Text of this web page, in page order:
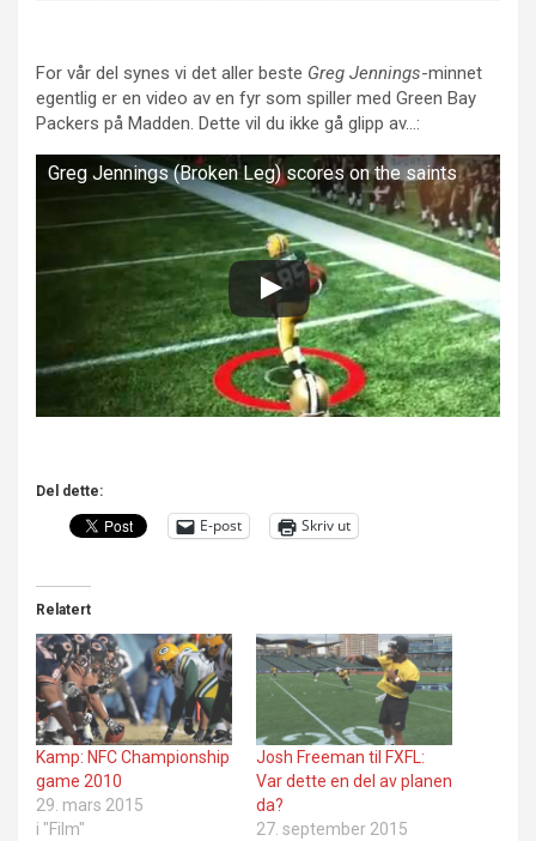
For vår del synes vi det aller beste Greg Jennings-minnet
egentlig er en video av en fyr som spiller med Green Bay
Packers på Madden. Dette vil du ikke gå glipp av…:
Greg Jennings (Broken Leg) scores on the saints
Del dette:
E-post Skriv ut
Relatert
Kamp: NFC Championship
game 2010
29. mars 2015
i "Film"
Josh Freeman til FXFL:
Var dette en del av planen
da?
27. september 2015